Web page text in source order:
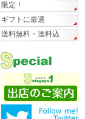
限定！
ギフトに最適
送料無料・送料込